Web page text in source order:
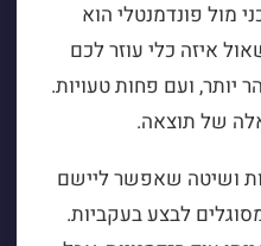
מול פונדמנטלי הוא
איזה כלי עוזר לכם
יותר, ועם פחות טעויות.
של תוצאה.
ושיטה שאפשר ליישם
לבצע בעקביות.